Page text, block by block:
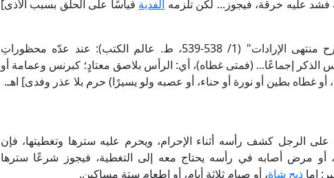
عليه خرقة، فيجوز... لكن تلزمه الفدية قياسًا على الحلق بسبب الأذى]
وقال العلامة البهوتي الحنبلي في "شرح منتهى الإرادات" (1/ 538-539، ط. عالم الكتب): عند عدّه محظوراتِ
الذكر إجماعًا... (فمتى غطاه)، أي: الرأس بلاصق معتادٍ؛ كبرنس وعمامة أو
أو غطاه بطين أو نورة أو حناء، أو عصبه ولو يسيرًا) حرم بلا عذر وفدى] اهـ.
الرجل كشف رأسه أثناء الإحرام، ويحرم عليه سترها وتغطيتها، فإن
أو مرض أصابه في رأسه يحتاج معه إلى التغطية، فيجوز شرعًا سترها
إما ذبح شاة، أو صيام ثلاثة أيام، أو إطعام ستة مساكين.